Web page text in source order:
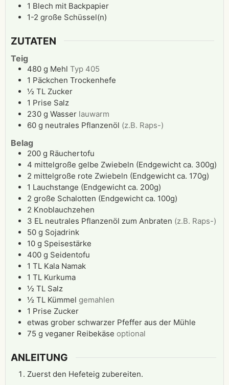
1 Blech mit Backpapier
1-2 große Schüssel(n)
ZUTATEN
Teig
480 g Mehl Typ 405
1 Päckchen Trockenhefe
½ TL Zucker
1 Prise Salz
230 g Wasser lauwarm
60 g neutrales Pflanzenöl (z.B. Raps-)
Belag
200 g Räuchertofu
4 mittelgroße gelbe Zwiebeln (Endgewicht ca. 300g)
2 mittelgroße rote Zwiebeln (Endgewicht ca. 170g)
1 Lauchstange (Endgewicht ca. 200g)
2 große Schalotten (Endgewicht ca. 100g)
2 Knoblauchzehen
3 EL neutrales Pflanzenöl zum Anbraten (z.B. Raps-)
50 g Sojadrink
10 g Speisestärke
400 g Seidentofu
1 TL Kala Namak
1 TL Kurkuma
½ TL Salz
½ TL Kümmel gemahlen
1 Prise Zucker
etwas grober schwarzer Pfeffer aus der Mühle
75 g veganer Reibekäse optional
ANLEITUNG
Zuerst den Hefeteig zubereiten.